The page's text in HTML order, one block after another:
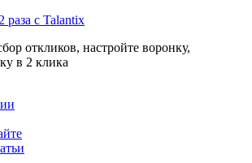
раза с Talantix
откликов, настройте воронку,
в 2 клика